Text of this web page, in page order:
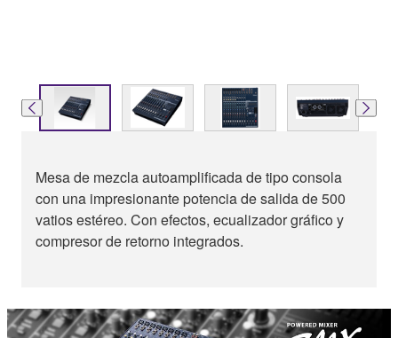
Mesa de mezcla autoamplificada de tipo consola
con una impresionante potencia de salida de 500
vatios estéreo. Con efectos, ecualizador gráfico y
compresor de retorno integrados.